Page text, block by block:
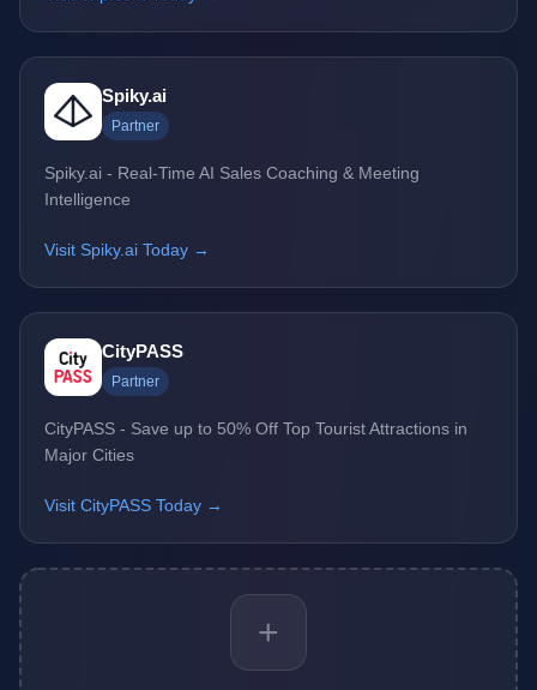
Spiky.ai
Partner
Spiky.ai - Real-Time AI Sales Coaching & Meeting
Intelligence
Visit Spiky.ai Today →
CityPASS
Partner
CityPASS - Save up to 50% Off Top Tourist Attractions in
Major Cities
Visit CityPASS Today →
+